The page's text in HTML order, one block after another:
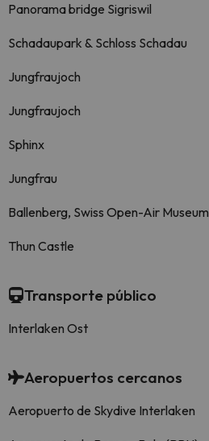
Panorama bridge Sigriswil
Schadaupark & Schloss Schadau
Jungfraujoch
Jungfraujoch
Sphinx
Jungfrau
Ballenberg, Swiss Open-Air Museum
Thun Castle
Transporte público
Interlaken Ost
Aeropuertos cercanos
Aeropuerto de Skydive Interlaken